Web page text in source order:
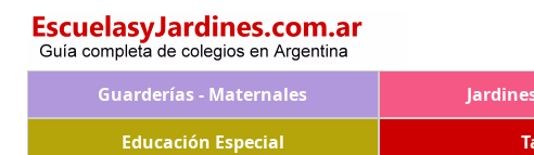
Guarderías - Maternales
Educación Especial